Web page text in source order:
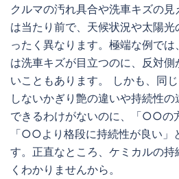
クルマの汚れ具合や洗車キズの
は当たり前で、天候状況や太陽光
ったく異なります。極端な例で
は洗車キズが目立つのに、反対
いこともあります。 しかも、同
しないかぎり艶の違いや持続性
できるわけがないのに、「○○の
「○○より格段に持続性が良い」
す。正直なところ、ケミカルの持
くわかりませんから。